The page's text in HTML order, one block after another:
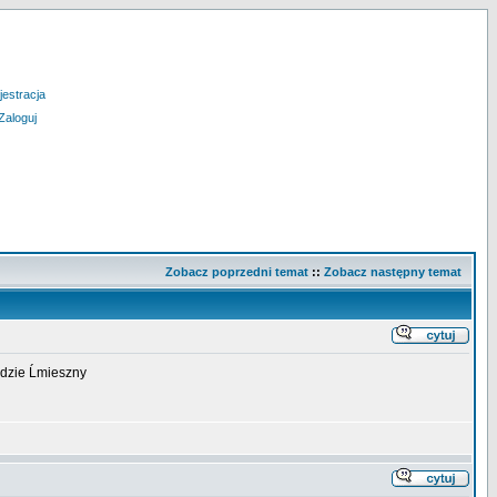
Zobacz poprzedni temat :: Zobacz następny temat
Ĺmieszny